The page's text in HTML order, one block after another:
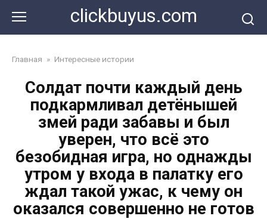
контенту
clickbuyus.com
Главная » Интересные истории
Солдат почти каждый день
подкармливал детёнышей
змей ради забавы и был
уверен, что всё это
безобидная игра, но однажды
утром у входа в палатку его
ждал такой ужас, к чему он
оказался совершенно не готов